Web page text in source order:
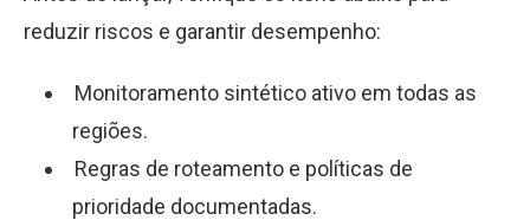
reduzir riscos e garantir desempenho:
Monitoramento sintético ativo em todas as
regiões.
Regras de roteamento e políticas de
prioridade documentadas.